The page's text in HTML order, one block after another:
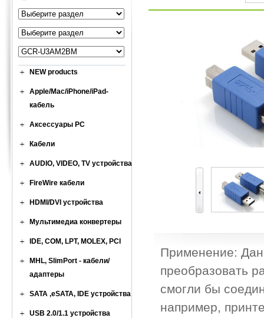
NEW products
Apple/Mac/iPhone/iPad-
кабель
Аксессуары PC
Кабели
AUDIO, VIDEO, TV устройства
FireWire кабели
HDMI/DVI устройства
Мультимедиа конвертеры
IDE, COM, LPT, MOLEX, PCI
MHL, SlimPort - кабели/
адаптеры
SATA ,eSATA, IDE устройства
USB 2.0/1.1 устройства
Применение:
преобразовать
смогли бы
например,